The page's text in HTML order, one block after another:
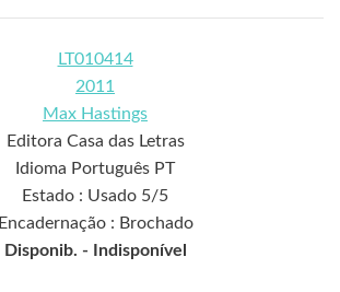
LT010414
2011
Max Hastings
Editora Casa das Letras
Idioma Português PT
Estado : Usado 5/5
Encadernação : Brochado
Disponib. -
Indisponível